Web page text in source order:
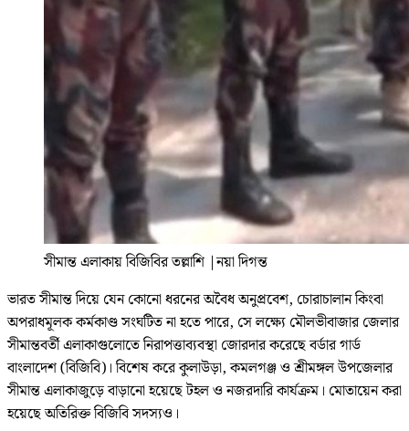
সীমান্ত এলাকায় বিজিবির তল্লাশি |নয়া দিগন্ত
ভারত সীমান্ত দিয়ে যেন কোনো ধরনের অবৈধ অনুপ্রবেশ, চোরাচালান কিংবা
অপরাধমূলক কর্মকাণ্ড সংঘটিত না হতে পারে, সে লক্ষ্যে মৌলভীবাজার জেলার
সীমান্তবর্তী এলাকাগুলোতে নিরাপত্তাব্যবস্থা জোরদার করেছে বর্ডার গার্ড
বাংলাদেশ (বিজিবি)। বিশেষ করে কুলাউড়া, কমলগঞ্জ ও শ্রীমঙ্গল উপজেলার
সীমান্ত এলাকাজুড়ে বাড়ানো হয়েছে টহল ও নজরদারি কার্যক্রম। মোতায়েন করা
হয়েছে অতিরিক্ত বিজিবি সদস্যও।